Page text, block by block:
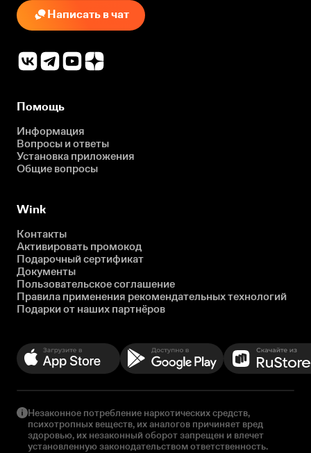
Написать в чат
Помощь
Информация
Вопросы и ответы
Установка приложения
Общие вопросы
Wink
Контакты
Активировать промокод
Подарочный сертификат
Документы
Пользовательское соглашение
Правила применения рекомендательных технологий
Подарки от наших партнёров
Незаконное потребление наркотических средств,
психотропных веществ, их аналогов причиняет вред
здоровью, их незаконный оборот запрещен и влечет
установленную законодательством ответственность.